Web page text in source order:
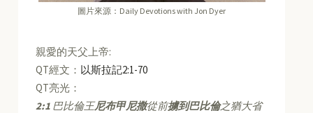
圖片來源：Daily Devotions with Jon Dyer
親愛的天父上帝:
QT經文： 以斯拉記2:1-70
QT亮光：
2:1 巴比倫王尼布甲尼撒從前擄到巴比倫之猶大省